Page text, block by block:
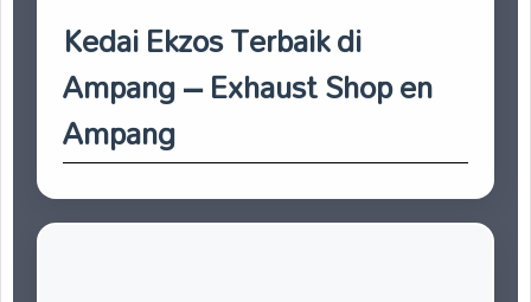
Kedai Ekzos Terbaik di
Ampang – Exhaust Shop en
Ampang